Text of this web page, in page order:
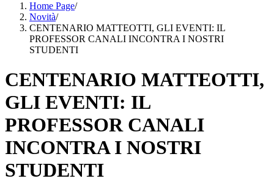
Home Page/
Novità/
CENTENARIO MATTEOTTI, GLI EVENTI: IL
PROFESSOR CANALI INCONTRA I NOSTRI
STUDENTI
CENTENARIO MATTEOTTI,
GLI EVENTI: IL
PROFESSOR CANALI
INCONTRA I NOSTRI
STUDENTI